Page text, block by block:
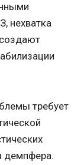
нехватка
требует
демпфера.